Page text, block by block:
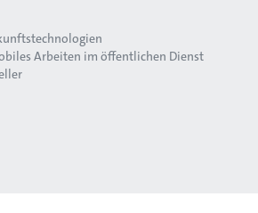
Arbeiten im öffentlichen Dienst